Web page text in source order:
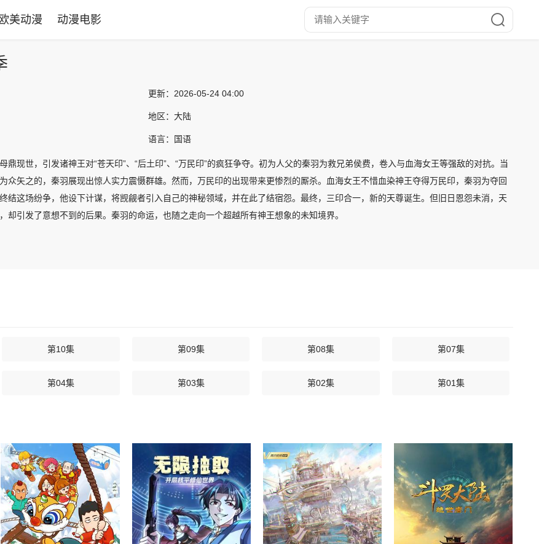
欧美动漫 动漫电影
更新： 2026-05-24 04:00
地区： 大陆
语言： 国语
鼎现世，引发诸神王对“苍天印”、“后土印”、“万民印”的疯狂争夺。初为人父的秦羽为救兄弟侯费，卷入与血海女王等强敌的对抗。当
众矢之的，秦羽展现出惊人实力震慑群雄。然而，万民印的出现带来更惨烈的厮杀。血海女王不惜血染神王夺得万民印，秦羽为夺回
结这场纷争，他设下计谋，将觊觎者引入自己的神秘领域，并在此了结宿怨。最终，三印合一，新的天尊诞生。但旧日恩怨未消，天
却引发了意想不到的后果。秦羽的命运，也随之走向一个超越所有神王想象的未知境界。
第10集 第09集 第08集 第07集
第04集 第03集 第02集 第01集